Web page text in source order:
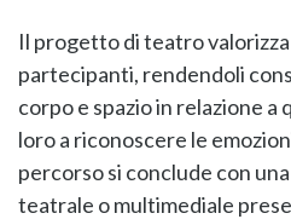
Il progetto di teatro
partecipanti, rendendoli
corpo e spazio in relazione a
loro a riconoscere le
percorso si conclude con
teatrale o multimediale